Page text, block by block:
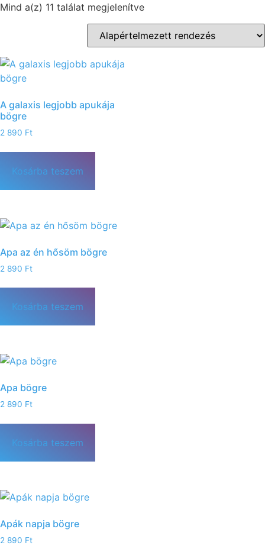
Mind a(z) 11 találat megjelenítve
A galaxis legjobb apukája
bögre
2 890 Ft
Kosárba teszem
Apa az én hősöm bögre
2 890 Ft
Kosárba teszem
Apa bögre
2 890 Ft
Kosárba teszem
Apák napja bögre
2 890 Ft